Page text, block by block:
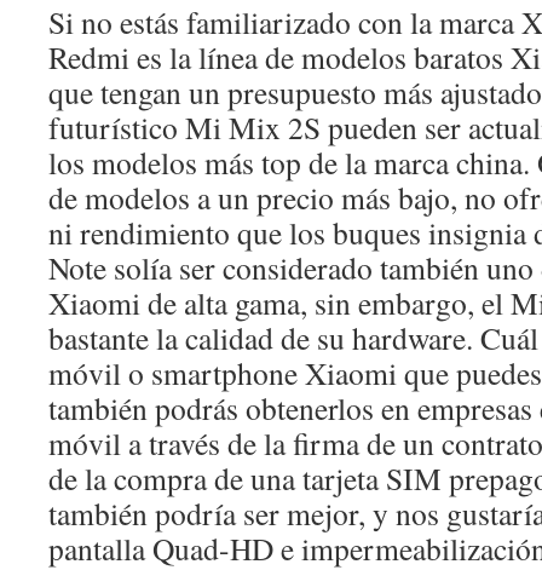
Si no estás familiarizado con la marca
Redmi es la línea de modelos baratos
que tengan un presupuesto más
futurístico Mi Mix 2S pueden ser
los modelos más top de la marca
de modelos a un precio más bajo, no
ni rendimiento que los buques insignia
Note solía ser considerado también
Xiaomi de alta gama, sin embargo, el
bastante la calidad de su hardware.
móvil o smartphone Xiaomi que
también podrás obtenerlos en
móvil a través de la firma de un
de la compra de una tarjeta SIM
también podría ser mejor, y nos
pantalla Quad-HD e